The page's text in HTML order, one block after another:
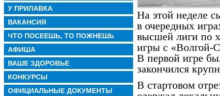
У ПРИЛАВКА
ВАКАНСИЯ
ЧТО ПОСЕЕШЬ, ТО ПОЖНЕШЬ
АФИША
ВАШЕ ЗДОРОВЬЕ
КОНКУРСЫ
ОФИЦИАЛЬНЫЕ ДОКУМЕНТЫ
На этой неделе
в очередных
высшей лиги по
игры с
В первой игре
закончился
В стартовом